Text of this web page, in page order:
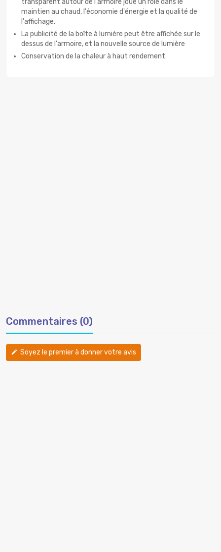
transparent autour de l'armoire joue un rôle dans le
maintien au chaud, l'économie d'énergie et la qualité de
l'affichage.
La publicité de la boîte à lumière peut être affichée sur le
dessus de l'armoire, et la nouvelle source de lumière
Conservation de la chaleur à haut rendement
Commentaires (0)
edit Soyez le premier à donner votre avis